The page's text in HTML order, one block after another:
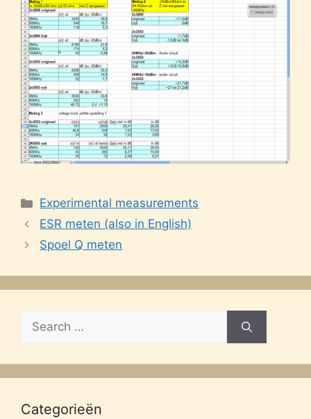
Categories
Experimental measurements
ESR meten (also in English)
Spoel Q meten
Search
for:
Categorieën